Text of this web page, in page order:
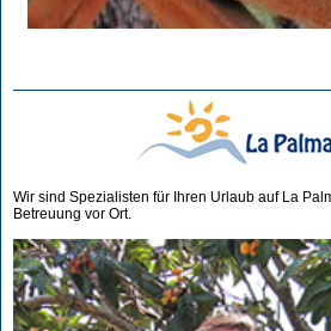
Wir sind Spezialisten für Ihren Urlaub auf La
Betreuung vor Ort.